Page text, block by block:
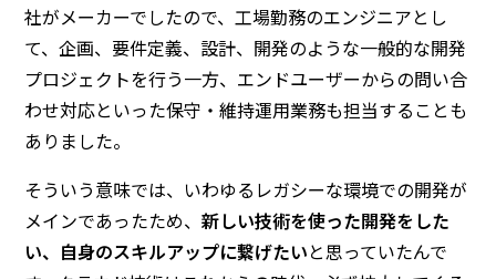
社がメーカーでしたので、工場勤務のエンジニアとし
て、企画、要件定義、設計、開発のような一般的な開発
プロジェクトを行う一方、エンドユーザーからの問い合
わせ対応といった保守・維持運用業務も担当することも
ありました。
そういう意味では、いわゆるレガシーな環境での開発が
メインであったため、新しい技術を使った開発をした
い、自身のスキルアップに繋げたいと思っていたんで